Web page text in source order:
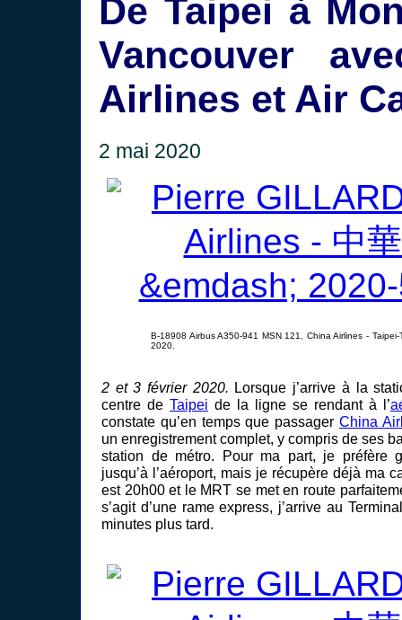
De Taipei à
Vancouver
Airlines et Air
2 mai 2020
B-18908 Airbus A350-941 MSN 121, China Airlines -
2020.
2 et 3 février 2020.
Lorsque j’arrive à la
centre de Taipei de la ligne se rendant à l’
constate qu’en temps que passager China
un enregistrement complet, y compris de ses
station de métro. Pour ma part, je préfère
jusqu’à l’aéroport, mais je récupère déjà ma
est 20h00 et le MRT se met en route
s’agit d’une rame express, j’arrive au
minutes plus tard.